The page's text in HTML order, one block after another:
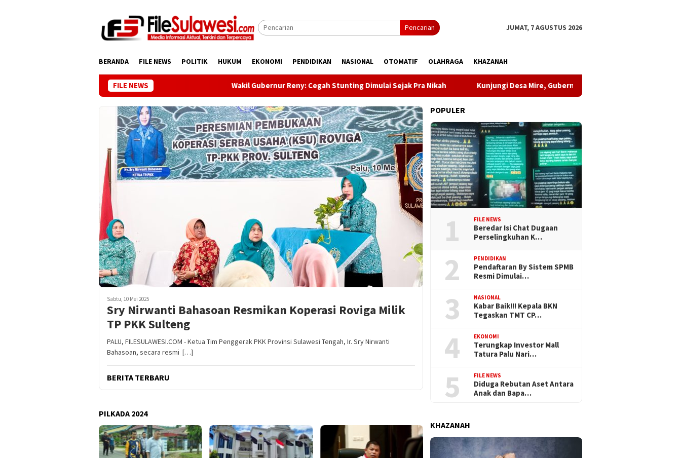
Pencarian JUMAT, 7 AGUSTUS 2026
BERANDA FILE NEWS POLITIK HUKUM EKONOMI PENDIDIKAN NASIONAL OTOMATIF OLAHRAGA KHAZANAH
FILE NEWS Wakil Gubernur Reny: Cegah Stunting Dimulai Sejak Pra Nikah Kunjungi Desa Mire, Gubernur Sulteng Pastikan Pembangunan
Sabtu, 10 Mei 2025
Sry Nirwanti Bahasoan Resmikan Koperasi Roviga Milik
TP PKK Sulteng
PALU, FILESULAWESI.COM - Ketua Tim Penggerak PKK Provinsi Sulawesi Tengah, Ir. Sry Nirwanti
Bahasoan, secara resmi […]
BERITA TERBARU
PILKADA 2024
POPULER
1 FILE NEWS
Beredar Isi Chat Dugaan
Perselingkuhan K…
2 PENDIDIKAN
Pendaftaran By Sistem SPMB
Resmi Dimulai…
3 NASIONAL
Kabar Baik!!! Kepala BKN
Tegaskan TMT CP…
4 EKONOMI
Terungkap Investor Mall
Tatura Palu Nari…
5 FILE NEWS
Diduga Rebutan Aset Antara
Anak dan Bapa…
KHAZANAH